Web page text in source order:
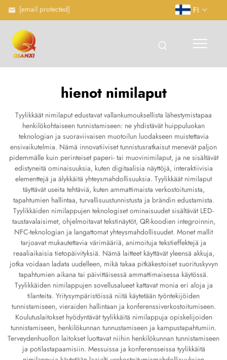
[email protected] FI
hienot nimilaput
Tyylikkäät nimilaput edustavat vallankumouksellista lähestymistapaa
henkilökohtaiseen tunnistamiseen: ne yhdistävät huippuluokan
teknologian ja suoraviivaisen muotoilun luodakseen muistettavia
ensivaikutelmia. Nämä innovatiiviset tunnistusratkaisut menevät paljon
pidemmälle kuin perinteiset paperi- tai muovinimilaput, ja ne sisältävät
edistyneitä ominaisuuksia, kuten digitaalisia näyttöjä, interaktiivisia
elementtejä ja älykkäitä yhteysmahdollisuuksia. Tyylikkäät nimilaput
täyttävät useita tehtäviä, kuten ammattimaista verkostoitumista,
tapahtumien hallintaa, turvallisuustunnistusta ja brändin edustamista.
Tyylikkäiden nimilappujen teknologiset ominaisuudet sisältävät LED-
taustavalaisimet, ohjelmoitavat tekstinäytöt, QR-koodien integroinnin,
NFC-teknologian ja langattomat yhteysmahdollisuudet. Monet mallit
tarjoavat mukautettavia värimääriä, animoituja tekstieffektejä ja
reaaliaikaisia tietopäivityksiä. Nämä laitteet käyttävät yleensä akkuja,
jotka voidaan ladata uudelleen, mikä takaa pitkäkestoiset suorituskyvyn
tapahtumien aikana tai päivittäisessä ammattimaisessa käytössä.
Tyylikkäiden nimilappujen sovellusalueet kattavat monia eri aloja ja
tilanteita. Yritysympäristöissä niitä käytetään työntekijöiden
tunnistamiseen, vieraiden hallintaan ja konferenssiverkostoitumiseen.
Koulutuslaitokset hyödyntävät tyylikkäitä nimilappuja opiskelijoiden
tunnistamiseen, henkilökunnan tunnustamiseen ja kampustapahtumiin.
Terveydenhuollon laitokset luottavat niihin henkilökunnan tunnistamiseen
ja potilastapaamisiin. Messuissa ja konferensseissa tyylikkäitä